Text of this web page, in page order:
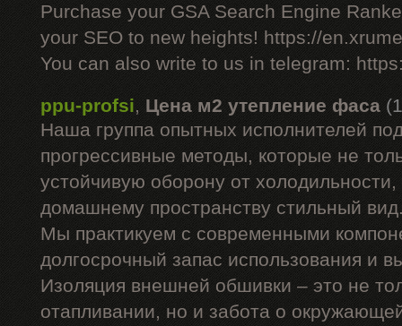
Purchase your GSA Search Engine
your SEO to new heights! https://
You can also write to us in telegram:
ppu-profsi, Цена м2 утепление фаса
Наша группа опытных исполнителей
прогрессивные методы, которые не
устойчивую оборону от
домашнему пространству стильный
Мы практикуем с современными
долгосрочный запас использования и
Изоляция внешней обшивки – это не
отапливании, но и забота о